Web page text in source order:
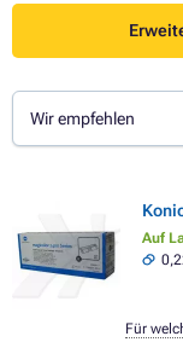
Wir empfehlen
Auf
Für